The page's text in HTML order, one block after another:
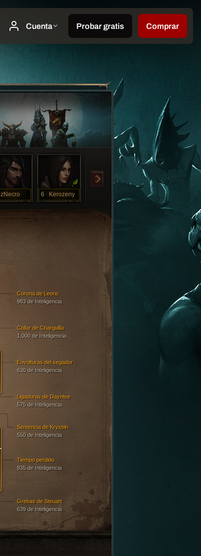
zNecro 6 Kerozeny
Corona de Leoric
983 de Inteligencia
Grebas de Steuart
639 de Inteligencia
Envolturas del segador
630 de Inteligencia
Tiempo perdido
935 de Inteligencia
Ligaduras de Dayntee
575 de Inteligencia
Sentencia de Krysbin
550 de Inteligencia
Collar de Charquilla
1,000 de Inteligencia